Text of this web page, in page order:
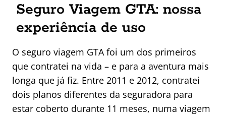
Seguro Viagem GTA: nossa
experiência de uso
O seguro viagem GTA foi um dos primeiros
que contratei na vida – e para a aventura mais
longa que já fiz. Entre 2011 e 2012, contratei
dois planos diferentes da seguradora para
estar coberto durante 11 meses, numa viagem